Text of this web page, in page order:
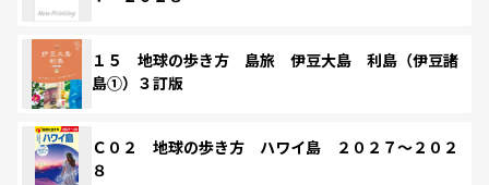
１５ 地球の歩き方 島旅 伊豆大島 利島（伊豆諸
島①）３訂版
Ｃ０２ 地球の歩き方 ハワイ島 ２０２７～２０２
８